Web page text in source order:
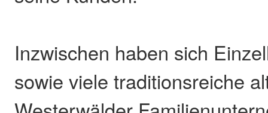
Inzwischen haben sich
sowie viele traditionsreiche